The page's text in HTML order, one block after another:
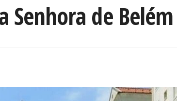
Senhora de